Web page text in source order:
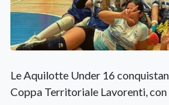
Le Aquilotte Under 16
Coppa Territoriale Lavorenti,